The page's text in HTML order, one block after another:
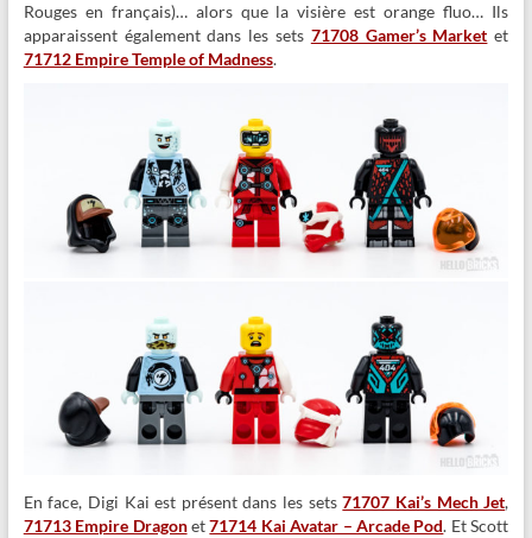
Rouges en français)… alors que la visière est orange fluo… Ils
apparaissent également dans les sets 71708 Gamer’s Market et
71712 Empire Temple of Madness.
En face, Digi Kai est présent dans les sets71707 Kai’s Mech Jet,
71713 Empire Dragonet71714 Kai Avatar – Arcade Pod. Et Scott